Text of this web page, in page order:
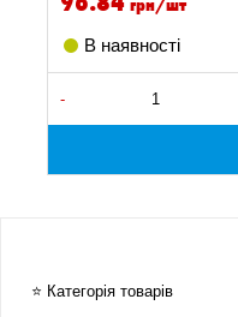
В наявності
-
⭐ Категорія товарів